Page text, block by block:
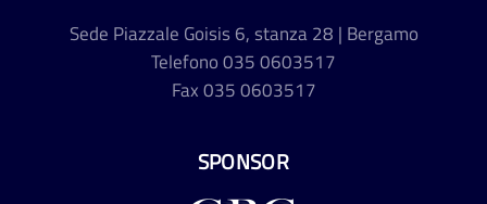
Sede Piazzale Goisis 6, stanza 28 | Bergamo
Telefono035 0603517
Fax035 0603517
SPONSOR